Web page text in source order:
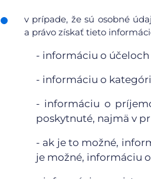
v prípade, že sú osobné
a právo získať tieto
- informáciu o účeloch
- informáciu o
- informáciu o
poskytnuté, najmä v
- ak je to možné,
je možné, informáciu